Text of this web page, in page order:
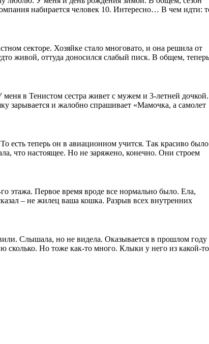
набирается человек 10. Интересно… В чем идти:
секторе. Хозяйке стало многовато, и она решила от
живой, оттуда доносился слабый писк. В общем, теперь
в Тенистом сестра живет с мужем и 3-летней дочкой.
и жалобно спрашивает «Мамочка, а самолет
теперь он в авиационном учится. Так красиво
что настоящее. Но не заряжено, конечно. Они строем
этажа. Первое время вроде все нормально было. Ела,
– не жилец ваша кошка. Разрыв всех внутренних
Слышала, но не видела. Оказывается в прошлом году
Но тоже как-то много. Клыки у него из какой-то